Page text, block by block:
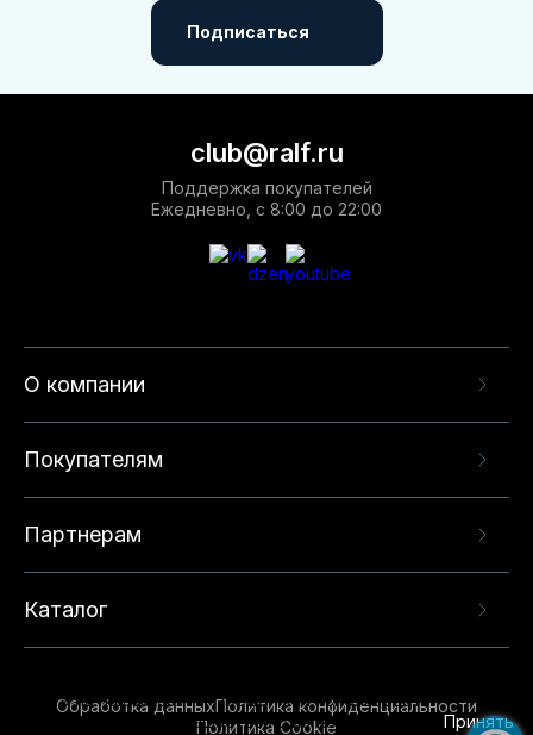
Подписаться
О компании
Покупателям
Партнерам
Каталог
club@ralf.ru
Поддержка покупателей
Ежедневно, с 8:00 до 22:00
Обработка данныхПолитика конфиденциальности
Политика Cookie
опыта на нашем сайте. Продолжая использовать
данный сайт, вы соглашаетесь с использованием
Принять